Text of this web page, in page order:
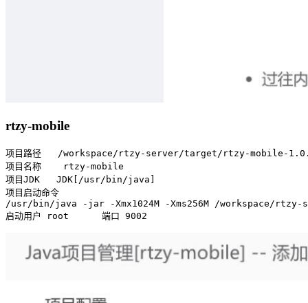
rtzy-mobile
项目路径   /workspace/rtzy-server/target/rtzy-mobile-
项目名称    rtzy-mobile
项目JDK   JDK[/usr/bin/java]
项目启动命令
/usr/bin/java -jar -Xmx1024M -Xms256M /workspace/
启动用户 root      端口 9002